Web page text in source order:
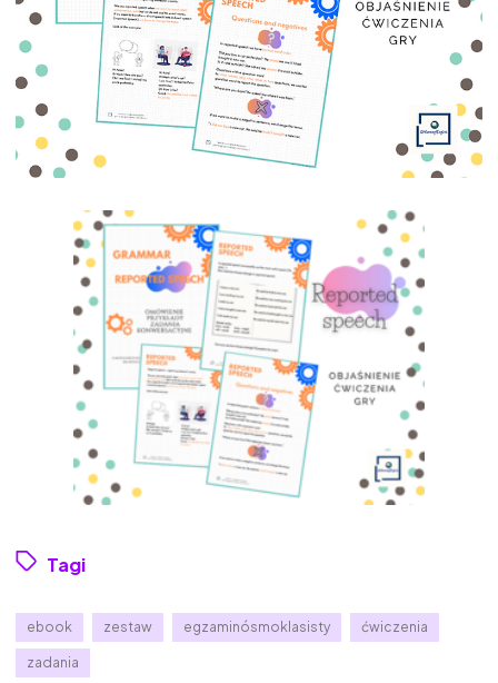
Tagi
ebook zestaw egzaminósmoklasisty ćwiczenia
zadania